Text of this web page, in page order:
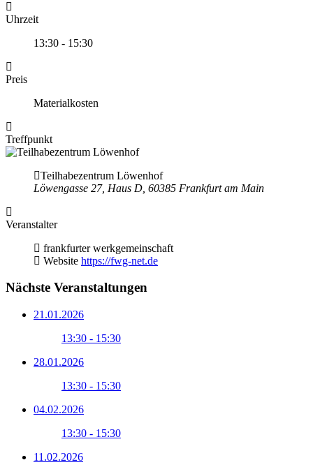
Uhrzeit
13:30 - 15:30
Preis
Materialkosten
Treffpunkt
Teilhabezentrum Löwenhof
Löwengasse 27, Haus D, 60385 Frankfurt am Main
Veranstalter
frankfurter werkgemeinschaft
Website https://fwg-net.de
Nächste Veranstaltungen
21.01.2026
13:30 - 15:30
28.01.2026
13:30 - 15:30
04.02.2026
13:30 - 15:30
11.02.2026